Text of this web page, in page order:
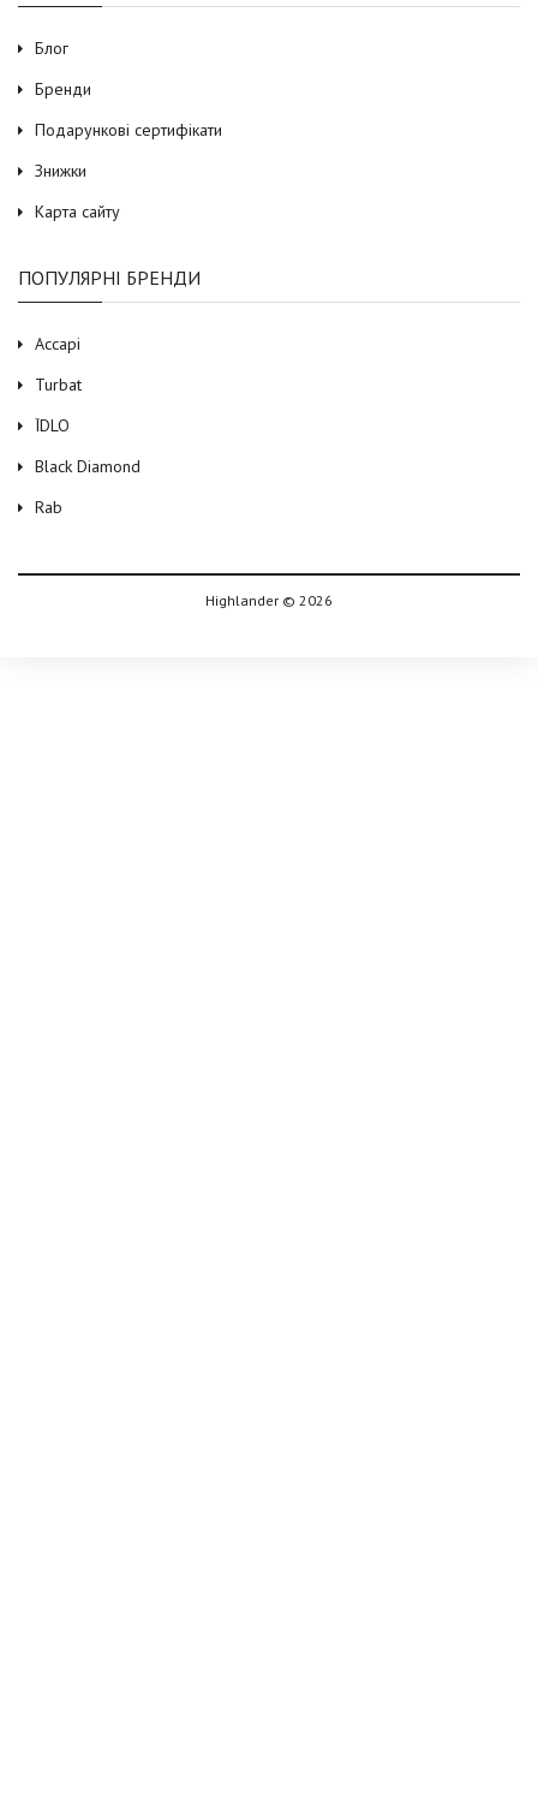
Блог
Бренди
Подарункові сертифікати
Знижки
Карта сайту
ПОПУЛЯРНІ БРЕНДИ
Accapi
Turbat
ЇDLO
Black Diamond
Rab
Highlander © 2026